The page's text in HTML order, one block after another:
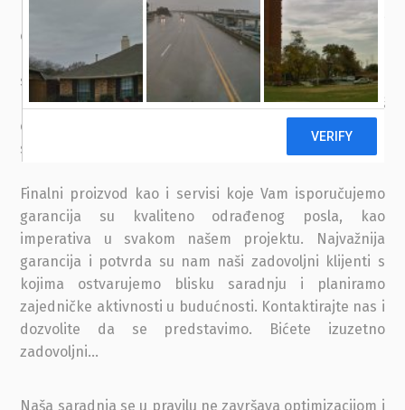
bavi profesionalnom izradom web stranica,
osmišljavanjem i sprovođenjem kvalitetnih i detaljnih
promotivnih kampanja i visokog pozicioniranja web
stranica koje napravimo. Odlikuje nas znanje i
kreativnost, ali prije svega visoki profesionalizam. Naš
odnos sa klijentima zasniva se na povjerenju i bliskoj
saradnji.
Finalni proizvod kao i servisi koje Vam isporučujemo
garancija su kvaliteno odrađenog posla, kao
imperativa u svakom našem projektu. Najvažnija
garancija i potvrda su nam naši zadovoljni klijenti s
kojima ostvarujemo blisku saradnju i planiramo
zajedničke aktivnosti u budućnosti. Kontaktirajte nas i
dozvolite da se predstavimo. Bićete izuzetno
zadovoljni…
Naša saradnja se u pravilu ne završava optimizacijom i